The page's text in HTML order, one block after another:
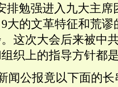
排勉强进入九大主席
大的文革特征和荒
。这次大会后来被中
织上的指导方针都
闻公报竟以下面的